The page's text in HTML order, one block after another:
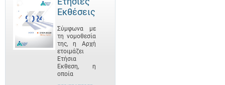
Εκθέσεις
Σύμφωνα με
τη νομοθεσία
της, η Αρχή
ετοιμάζει
Ετήσια
Έκθεση, η
οποία